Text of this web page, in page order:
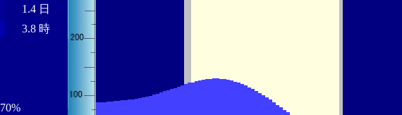
1.4 日
3.8 時
70%